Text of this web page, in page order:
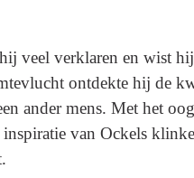
veel verklaren en wist
ontdekte hij de
ander mens. Met het
van Ockels